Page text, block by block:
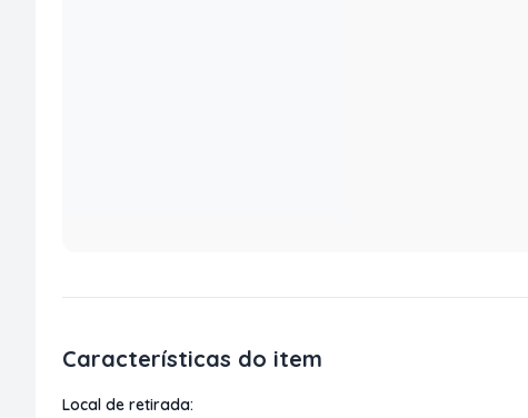
Características do item
Local de retirada: